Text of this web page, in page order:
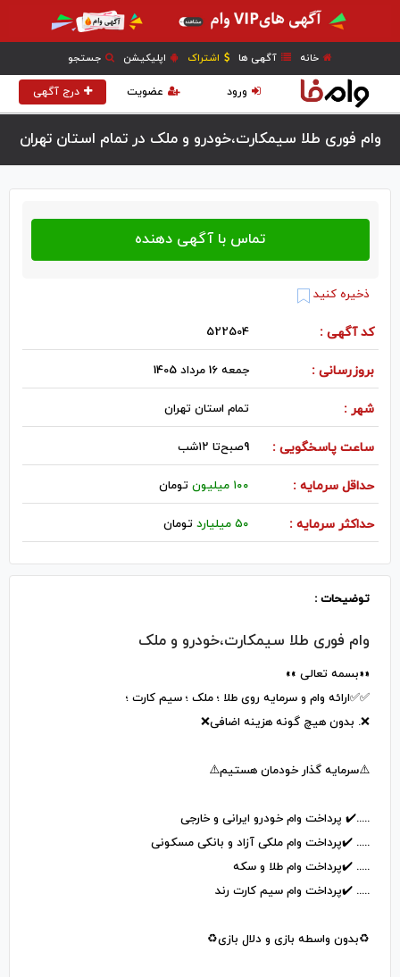
خانه آگهی ها اشتراک اپلیکیشن جستجو
درج آگهی عضویت ورود
وام فوری‌ طلا سیمکارت،خودرو و ملک در تمام استان تهران
ذخیره کنید
کد آگهی : 522504
بروزرسانی : جمعه 16 مرداد 1405
شهر : تمام استان تهران
ساعت پاسخگویی : 9صبح‌تا ۱۲شب
حداقل سرمایه : ۱۰۰ میلیون تومان
حداکثر سرمایه : ۵۰ میلیارد تومان
توضیحات :
وام فوری‌ طلا سیمکارت،خودرو و ملک
««بسمه تعالی »»
✅✅ارائه وام و سرمایه روی طلا ؛ ملک ؛ سیم کارت ؛
❌. بدون هیچ گونه هزینه اضافی❌
⚠️سرمایه گذار خودمان هستیم⚠️
.....✔️ پرداخت وام خودرو ایرانی و خارجی
..... ✔️پرداخت وام ملکی آزاد و بانکی مسکونی
..... ✔️پرداخت وام طلا و سکه
..... ✔️پرداخت وام سیم کارت رند
♻️بدون واسطه بازی و دلال بازی♻️